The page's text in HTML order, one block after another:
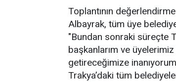
Toplantının
Albayrak, tüm üye
"Bundan sonraki süreçte
başkanlarım ve
getireceğimize
Trakya’daki tüm